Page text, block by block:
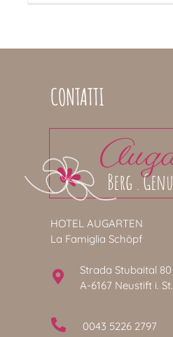
CONTATTI
HOTEL AUGARTEN
La Famiglia Schöpf
Strada Stubaital 80
A-6167 Neustift i. St.
0043 5226 2797